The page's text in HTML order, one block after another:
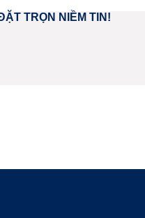
TRỌN NIỀM TIN!